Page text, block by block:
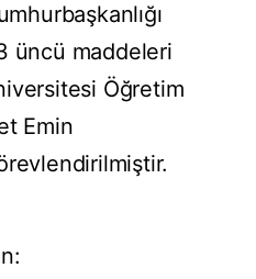
üncü maddeleri
Öğretim
Emin